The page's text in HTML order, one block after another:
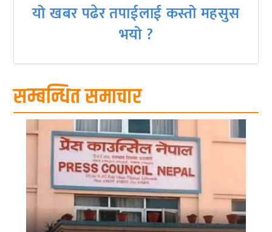
यो खबर पढेर तपाईलाई कस्तो महसुस
भयो ?
सम्बन्धित समाचार